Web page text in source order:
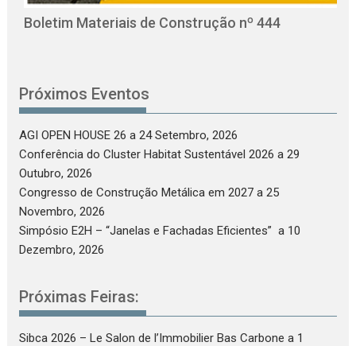
Boletim Materiais de Construção nº 444
Próximos Eventos
AGI OPEN HOUSE 26 a 24 Setembro, 2026
Conferência do Cluster Habitat Sustentável 2026 a 29
Outubro, 2026
Congresso de Construção Metálica em 2027 a 25
Novembro, 2026
Simpósio E2H – “Janelas e Fachadas Eficientes” a 10
Dezembro, 2026
Próximas Feiras:
Sibca 2026 – Le Salon de l’Immobilier Bas Carbone a 1